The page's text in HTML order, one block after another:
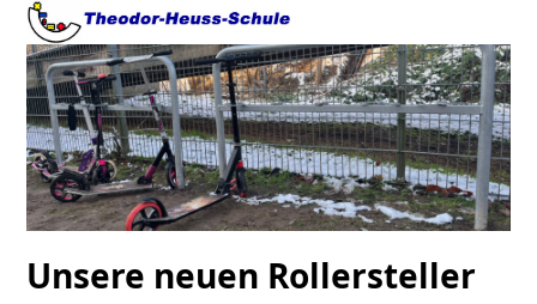
Skip
content
Open
mobile
menu
Close
mobile
menu
Unsere neuen Rollersteller